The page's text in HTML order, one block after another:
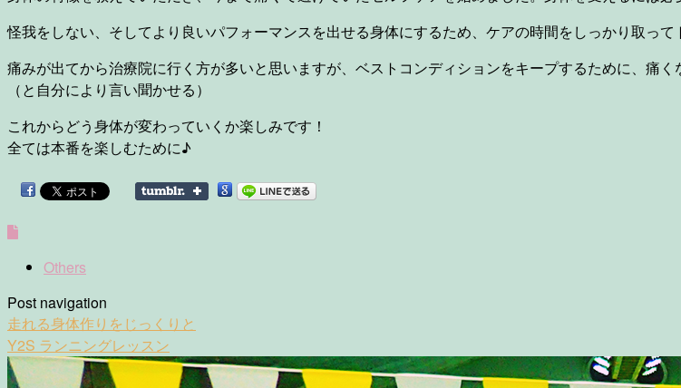
怪我をしない、そしてより良いパフォーマンスを出せる身体にするため、ケアの時間をしっかり取って
痛みが出てから治療院に行く方が多いと思いますが、ベストコンディションをキープするために、痛
（と自分により言い聞かせる）
これからどう身体が変わっていくか楽しみです！
全ては本番を楽しむために♪
Others
Post navigation
走れる身体作りをじっくりと
Y2S ランニングレッスン